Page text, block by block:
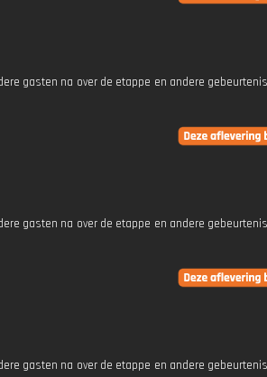
gasten na over de etappe en andere
gasten na over de etappe en andere
gasten na over de etappe en andere